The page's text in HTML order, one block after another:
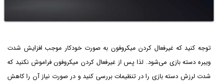
توجه کنید که غیرفعال کردن میکروفون به صورت خودکار موجب افزایش شدت
ویبره دسته بازی می‌شود. لذا پس از غیرفعال کردن میکروفون فراموش نکنید که
شدت لرزش دسته بازی را در تنظیمات بررسی کنید و در صورت نیاز آن را کاهش